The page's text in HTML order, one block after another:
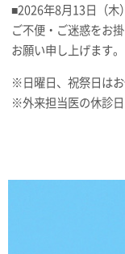
■2026年8月13日（木
ご不便・ご迷惑をお
お願い申し上げます。
※日曜日、祝祭日はお
※外来担当医の休診日